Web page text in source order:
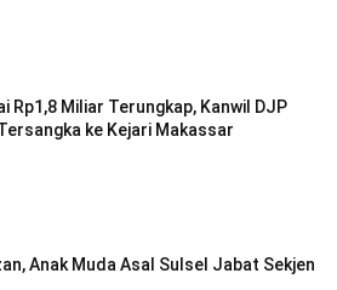
Rp1,8 Miliar Terungkap, Kanwil DJP
ke Kejari Makassar
Anak Muda Asal Sulsel Jabat Sekjen